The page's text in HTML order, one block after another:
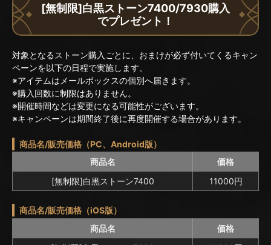
[無制限]白黒ストーン7400/7930購入
でプレゼント！
対象となるストーン購入ごとに、おまけが必ず付いてくるキャン
ペーンを以下の日程で実施します。
※アイテムはメールボックスの個別へ届きます。
※購入回数に制限はありません。
※開催時間などは変更になる可能性がございます。
※キャンペーンは期間終了後に再度開催する場合があります。
商品名/販売価格（PC、Android版）
商品名
価格
[無制限]白黒ストーン7400
11000円
商品名/販売価格（iOS版）
商品名
価格